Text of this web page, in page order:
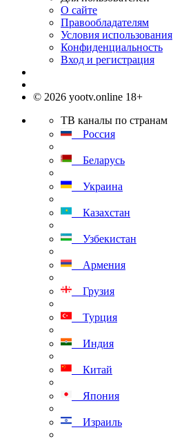
О сайте
Правообладателям
Условия использования
Конфиденциальность
Вход и регистрация
© 2026 yootv.online 18+
ТВ каналы по странам
Россия
Беларусь
Украина
Казахстан
Узбекистан
Армения
Грузия
Турция
Индия
Китай
Япония
Израиль